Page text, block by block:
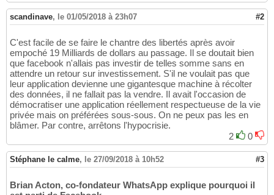
scandinave, le 01/05/2018 à 23h07 #2
C'est facile de se faire le chantre des libertés après avoir
empoché 19 Milliards de dollars au passage. Il se doutait bien
que facebook n'allais pas investir de telles somme sans en
attendre un retour sur investissement. S'il ne voulait pas que
leur application devienne une gigantesque machine à récolter
des données, il ne fallait pas la vendre. Il avait l'occasion de
démocratiser une application réellement respectueuse de la vie
privée mais on préférées sous-sous. On ne peux pas les en
blâmer. Par contre, arrêtons l'hypocrisie.
2
0
Stéphane le calme, le 27/09/2018 à 10h52 #3
Brian Acton, co-fondateur WhatsApp explique pourquoi il